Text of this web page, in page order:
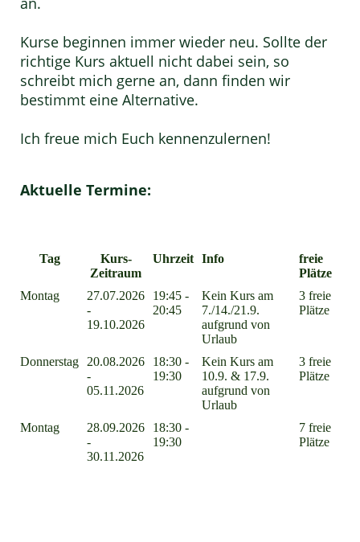
Kurse beginnen immer wieder neu. Sollte der
richtige Kurs aktuell nicht dabei sein, so
schreibt mich gerne an, dann finden wir
bestimmt eine Alternative.
Ich freue mich Euch kennenzulernen!
Aktuelle Termine:
Tag
Kurs-
Zeitraum
Uhrzeit Info
freie
Plätze
Montag
27.07.2026
-
19.10.2026
19:45 -
20:45
Kein Kurs am
7./14./21.9.
aufgrund von
Urlaub
3 freie
Plätze
Donnerstag
20.08.2026
-
05.11.2026
18:30 -
19:30
Kein Kurs am
10.9. & 17.9.
aufgrund von
Urlaub
3 freie
Plätze
Montag
28.09.2026
-
30.11.2026
18:30 -
19:30
7 freie
Plätze